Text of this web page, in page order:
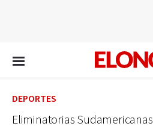
DEPORTES
Eliminatorias Sudamericanas